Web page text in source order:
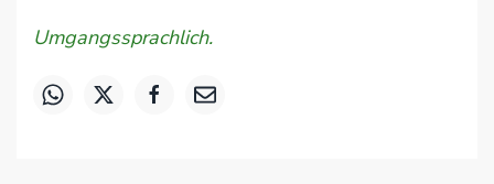
Umgangssprachlich.